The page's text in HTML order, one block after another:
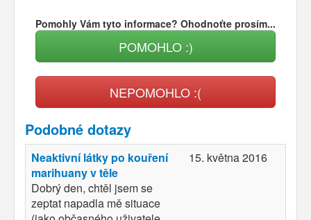
Pomohly Vám tyto informace? Ohodnoťte prosím...
POMOHLO :)
NEPOMOHLO :(
Podobné dotazy
Neaktivní látky po kouření
marihuany v těle
Dobrý den, chtěl jsem se
zeptat napadla mě situace
15. května 2016